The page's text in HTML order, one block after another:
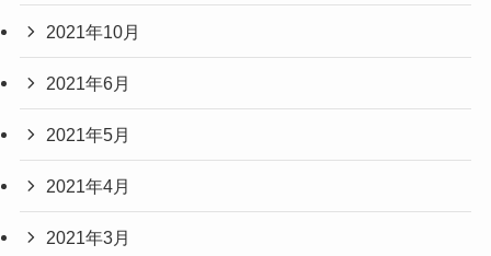
2021年10月
2021年6月
2021年5月
2021年4月
2021年3月